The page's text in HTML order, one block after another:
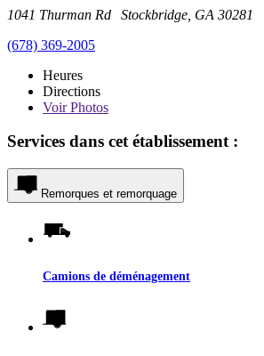
1041 Thurman Rd Stockbridge, GA 30281
(678) 369-2005
Heures
Directions
VoirPhotos
Services dans cet établissement :
Remorques et remorquage
Camions de déménagement